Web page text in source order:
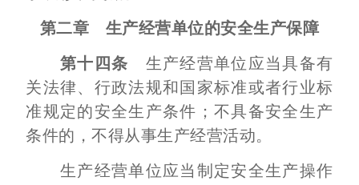
第二章 生产经营单位的安全生产保障
第十四条 生产经营单位应当具备有
关法律、行政法规和国家标准或者行业标
准规定的安全生产条件；不具备安全生产
条件的，不得从事生产经营活动。
生产经营单位应当制定安全生产操作